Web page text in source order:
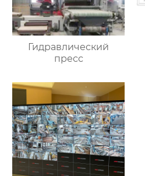
Гидравлический
пресс